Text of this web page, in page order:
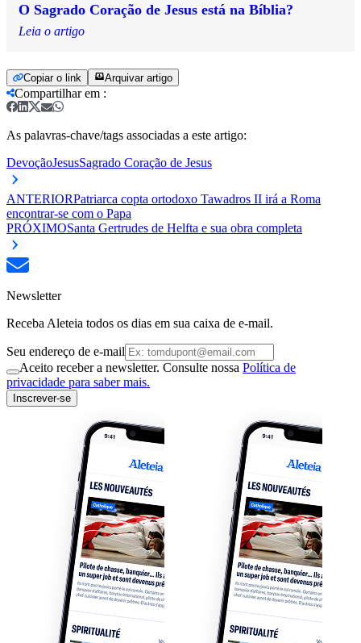
O Sagrado Coração de Jesus está na Bíblia?
Leia o artigo
Copiar o link Arquivar artigo
Compartilhar em :
As palavras-chave/tags associadas a este artigo:
DevoçãoJesusSagrado Coração de Jesus
ANTERIORPatriarca copta ortodoxo Tawadros II irá a Roma
encontrar-se com o Papa
PRÓXIMOSanta Gertrudes de Helfta e sua obra completa
Newsletter
Receba Aleteia todos os dias em sua caixa de e-mail.
Seu endereço de e-mail
Aceito receber a newsletter. Consulte nossa Política de
privacidade para saber mais.
Inscrever-se